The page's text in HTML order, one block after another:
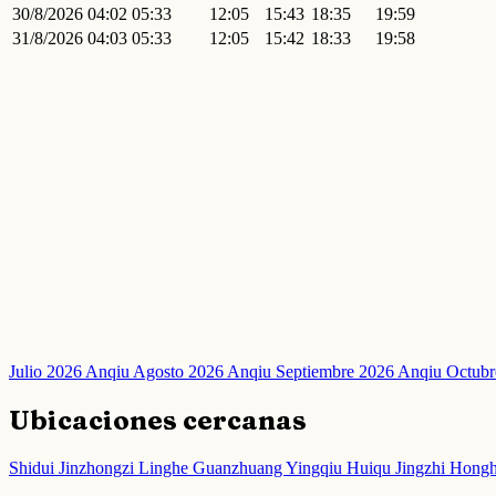
30/8/2026 04:02 05:33 12:05 15:43 18:35
19:59
31/8/2026 04:03 05:33 12:05 15:42 18:33 19:58
Julio 2026 Anqiu Agosto 2026 Anqiu Septiembre 2026 Anqiu
Ubicaciones cercanas
Shidui Jinzhongzi Linghe GuanzhuangYingqiu Huiqu Jingzhi